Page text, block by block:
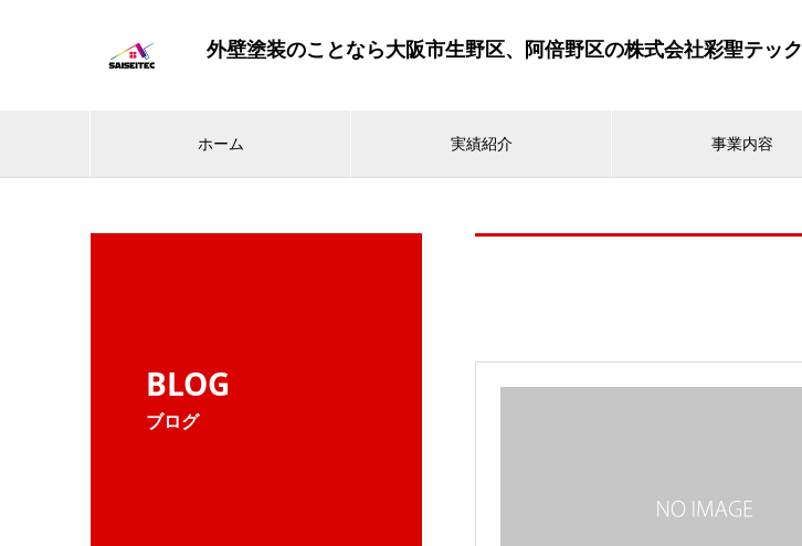
外壁塗装のことなら大阪市生野区、阿倍野区の株式会社彩聖テック
ホーム 実績紹介 事業内容
BLOG
ブログ